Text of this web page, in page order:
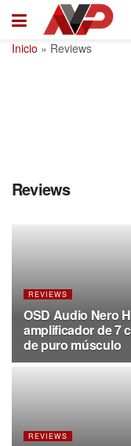
Inicio » Reviews
Reviews
REVIEWS
OSD Audio Nero
amplificador de 7
de puro músculo
REVIEWS